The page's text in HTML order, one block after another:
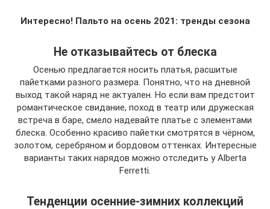
Интересно! Пальто на осень 2021: тренды сезона
Не отказывайтесь от блеска
Осенью предлагается носить платья, расшитые
пайетками разного размера. Понятно, что на дневной
выход такой наряд не актуален. Но если вам предстоит
романтическое свидание, поход в театр или дружеская
встреча в баре, смело надевайте платье с элементами
блеска. Особенно красиво пайетки смотрятся в чёрном,
золотом, серебряном и бордовом оттенках. Интересные
варианты таких нарядов можно отследить у Alberta
Ferretti.
Тенденции осенние-зимних коллекций